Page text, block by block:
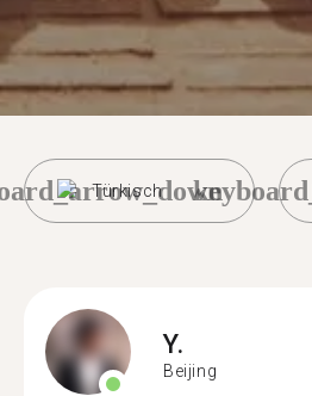
Türkisch
Y.
Beijing